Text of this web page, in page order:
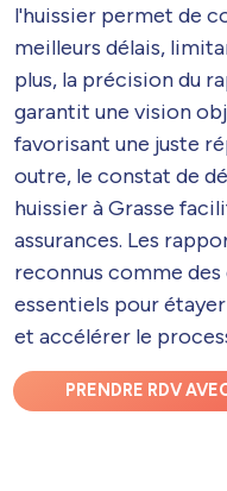
l'huissier permet de
meilleurs délais,
plus, la précision du
garantit une vision
favorisant une juste
outre, le constat de
huissier à Grasse
assurances. Les
reconnus comme
essentiels pour
et accélérer le
PRENDRE RDV